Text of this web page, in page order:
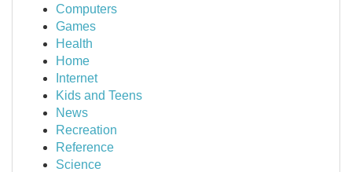
Computers
Games
Health
Home
Internet
Kids and Teens
News
Recreation
Reference
Science